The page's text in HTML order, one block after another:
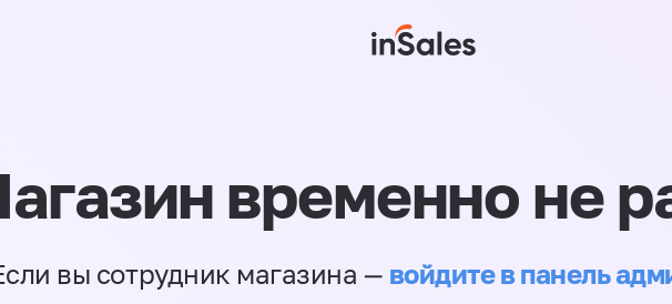
временно не
вы сотрудник магазина — войдите в панель